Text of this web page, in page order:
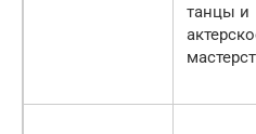
танцы и